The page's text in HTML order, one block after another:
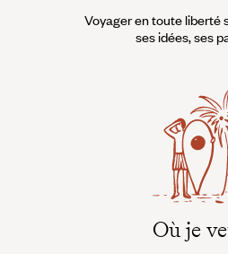
Voyager en toute liberté
ses idées, ses
Où je